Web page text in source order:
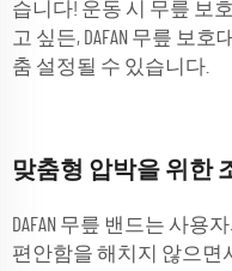
습니다! 운동 시 무릎 보
고 싶든, DAFAN 무릎 보
춤 설정될 수 있습니다.
맞춤형 압박을 위한
DAFAN 무릎 밴드는 사용
편안함을 해치지 않으면